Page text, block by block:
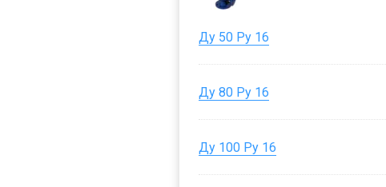
Ду 50 Ру 16
Ду 80 Ру 16
Ду 100 Ру 16